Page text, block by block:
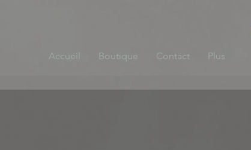
Accueil Boutique Contact Plus